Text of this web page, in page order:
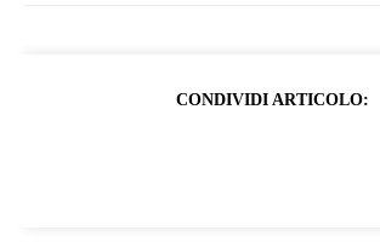
CONDIVIDI ARTICOLO: